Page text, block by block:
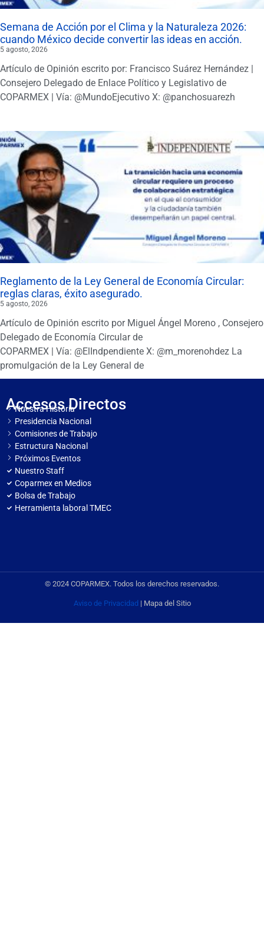
Semana de Acción por el Clima y la Naturaleza 2026:
cuando México decide convertir las ideas en acción.
5 agosto, 2026
Artículo de Opinión escrito por: Francisco Suárez Hernández |
Consejero Delegado de Enlace Político y Legislativo de
COPARMEX | Vía: @MundoEjecutivo X: @panchosuarezh
Reglamento de la Ley General de Economía Circular:
reglas claras, éxito asegurado.
5 agosto, 2026
Artículo de Opinión escrito por Miguel Ángel Moreno , Consejero
Delegado de Economía Circular de
COPARMEX | Vía: @ElIndpendiente X: @m_morenohdez La
promulgación de la Ley General de
Accesos Directos
Nuestra Historia
Presidencia Nacional
Comisiones de Trabajo
Estructura Nacional
Próximos Eventos
Nuestro Staff
Coparmex en Medios
Bolsa de Trabajo
Herramienta laboral TMEC
© 2024 COPARMEX. Todos los derechos reservados.
Aviso de Privacidad| Mapa del Sitio